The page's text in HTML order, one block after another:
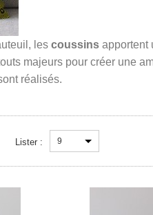
les coussins apportent
majeurs pour créer une
réalisés.
Lister : 9